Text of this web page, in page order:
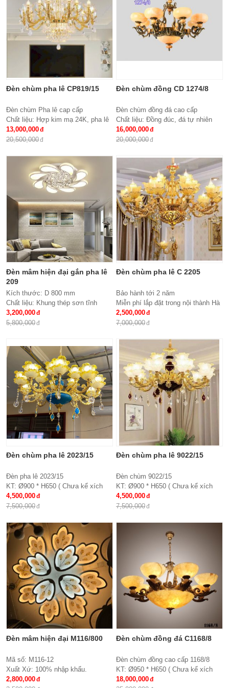
Đèn chùm pha lê CP819/15
Đèn chùm Pha lê cap cấp
Chất liệu: Hợp kim mạ 24K, pha lê
K9 cao cấp
Số lượng tay : 15 tay
Bóng đèn: Bóng led tiết kiệm điện
Bảo hành: 2 năm
13,000,000
20,500,000
Đèn chùm đồng CD 1274/8
Đèn chùm đồng đá cao cấp
Chất liệu: Đồng đúc, đá tự nhiên
cao cấp
KT: Ø850 * H600
kiệm điện E27*8
Bảo hành: 2 năm
16,000,000
20,000,000
Đèn mâm hiện đại gắn pha lê
209
Kích thước: D 800 mm
Chất liệu: Khung thép sơn tĩnh
điện, meka, hạt pha lê
Đèn: Led siêu tiết kiệm điện đổi
3,200,000
5,800,000
Đèn chùm pha lê C 2205
Bảo hành tới 2 năm
Miễn phí lắp đặt trong nội thành Hà
Nội
Giao hàng toàn quốc
Kích thước: Phi 900*H650, 15 tay
2,500,000
7,000,000
Đèn chùm pha lê 2023/15
Đèn pha lê 2023/15
KT: Ø900 * H650 ( Chưa kể xích
treo )
Bóng đèn: E27*15
tinh đính hạt pha lê
Bảo hành: 2 năm
4,500,000
7,500,000
Đèn chùm pha lê 9022/15
Đèn chùm 9022/15
KT: Ø900 * H650 ( Chưa kể xích
treo )
Chất liệu: Hợp kim, chao thủy tinh,
Bóng đèn: E27*15
Bảo hành: 2 năm
4,500,000
7,500,000
Đèn mâm hiện đại M116/800
Mã số: M116-12
Xuất Xứ: 100% nhập khẩu.
Thiết kế: Đèn mâm Led tròn
2,800,000
Đèn chùm đồng đá C1168/8
Đèn chùm đồng cao cấp 1168/8
KT: Ø950 * H650 ( Chưa kể xích
treo )
18,000,000